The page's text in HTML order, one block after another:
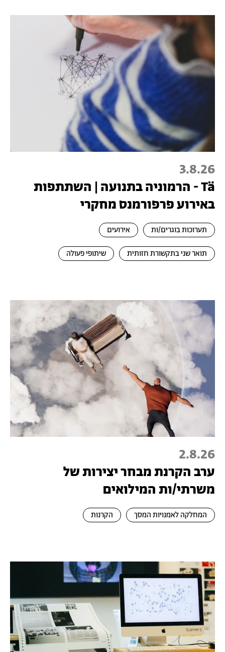
3.8.26
Tä - הרמוניה בתנועה | השתתפות
באירוע פרפורמנס מחקרי
תערוכות בוגרים/ות אירועים
תואר שני בתקשורת חזותית שיתופי פעולה
2.8.26
ערב הקרנת מבחר יצירות של
משרתי/ות המילואים
המחלקה לאמנויות המסך הקרנות